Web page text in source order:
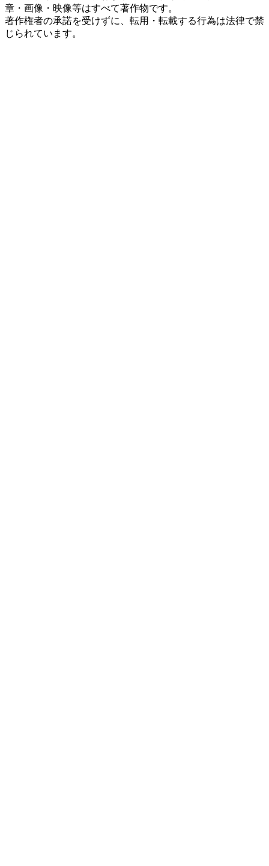
章・画像・映像等はすべて著作物です。
著作権者の承諾を受けずに、転用・転載する行為は法律で禁
じられています。